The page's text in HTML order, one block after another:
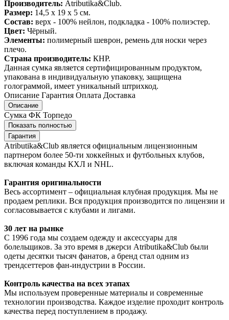
Производитель: Atributika&Club.
Размер: 14,5 x 19 x 5 см.
Состав: верх - 100% нейлон, подкладка - 100% полиэстер.
Цвет: Чёрный.
Элементы: полимерный шеврон, ремень для носки через
плечо.
Страна производитель: КНР.
Данная сумка является сертифицированным продуктом,
упакована в индивидуальную упаковку, защищена
голограммой, имеет уникальный штрихкод.
Описание Гарантия Оплата Доставка
Описание
Сумка ФК Торпедо
Показать полностью
Гарантия
Atributika&Club является официальным лицензионным
партнером более 50-ти хоккейных и футбольных клубов,
включая команды КХЛ и NHL.
Гарантия оригинальности
Весь ассортимент – официальная клубная продукция. Мы не
продаем реплики. Вся продукция производится по лицензии и
согласовывается с клубами и лигами.
30 лет на рынке
С 1996 года мы создаем одежду и аксессуары для
болельщиков. За это время в джерси Atributika&Club были
одеты десятки тысяч фанатов, а бренд стал одним из
трендсеттеров фан-индустрии в России.
Контроль качества на всех этапах
Мы используем проверенные материалы и современные
технологии производства. Каждое изделие проходит контроль
качества перед поступлением в продажу.